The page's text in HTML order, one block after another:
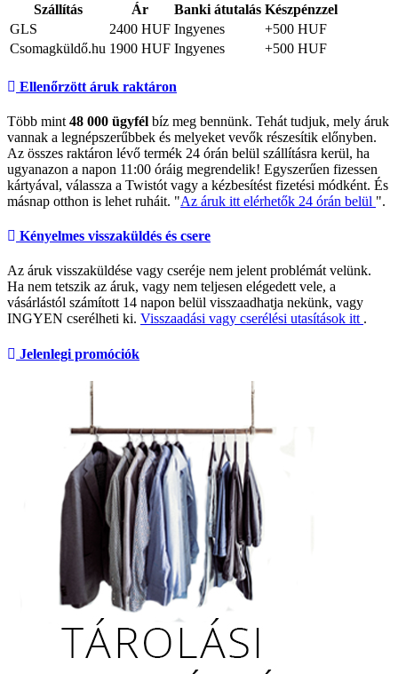
Szállítás
Ár Banki átutalás Készpénzzel
GLS
2400 HUF Ingyenes
+500 HUF
Csomagküldő.hu 1900 HUF Ingyenes +500 HUF
Ellenőrzött áruk raktáron
Több mint 48 000 ügyfél bíz meg bennünk. Tehát tudjuk, mely áruk
vannak a legnépszerűbbek és melyeket vevők részesítik előnyben.
Az összes raktáron lévő termék 24 órán belül szállításra kerül, ha
ugyanazon a napon 11:00 óráig megrendelik! Egyszerűen fizessen
kártyával, válassza a Twistót vagy a kézbesítést fizetési módként. És
másnap otthon is lehet ruháit. "Az áruk itt elérhetők 24 órán belül ".
Kényelmes visszaküldés és csere
Az áruk visszaküldése vagy cseréje nem jelent problémát velünk.
Ha nem tetszik az áruk, vagy nem teljesen elégedett vele, a
vásárlástól számított 14 napon belül visszaadhatja nekünk, vagy
INGYEN cserélheti ki. Visszaadási vagy cserélési utasítások itt .
Jelenlegi promóciók